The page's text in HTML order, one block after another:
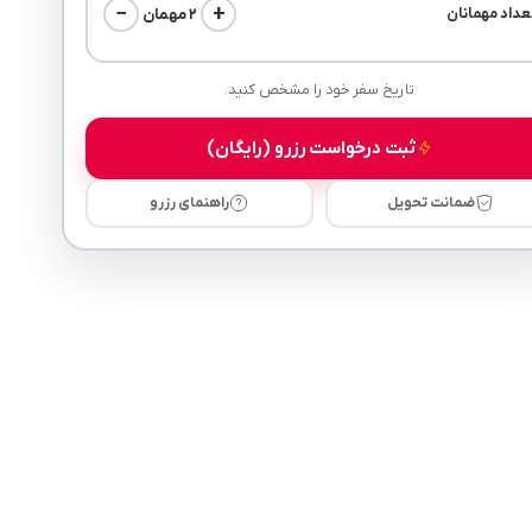
مهمانان − ۲ مهمان +
تاریخ سفر خود را مشخص کنید.
ثبت درخواست رزرو (رایگان)
ضمانت تحویل راهنمای رزرو